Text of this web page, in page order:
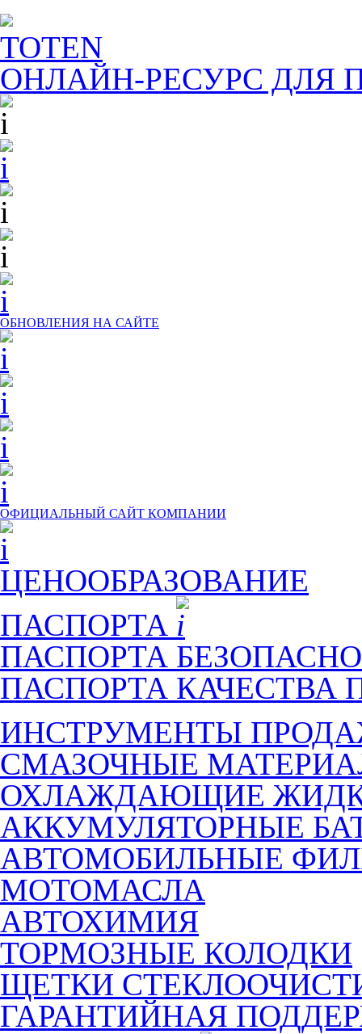
TOTEN
ОНЛАЙН-РЕСУРС ДЛЯ
ОБНОВЛЕНИЯ НА САЙТЕ
ОФИЦИАЛЬНЫЙ САЙТ КОМПАНИИ
ЦЕНООБРАЗОВАНИЕ
ПАСПОРТА
ПАСПОРТА
ПАСПОРТА КАЧЕСТВА
ИНСТРУМЕНТЫ
СМАЗОЧНЫЕ
ОХЛАЖДАЮЩИЕ
АККУМУЛЯТОРНЫЕ
АВТОМОБИЛЬНЫЕ
МОТОМАСЛА
АВТОХИМИЯ
ТОРМОЗНЫЕ КОЛОДКИ
ЩЕТКИ
ГАРАНТИЙНАЯ